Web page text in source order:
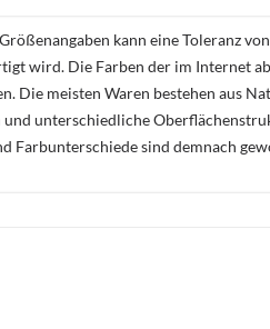
kann eine Toleranz
wird. Die Farben der im Internet
meisten Waren bestehen aus
unterschiedliche
Farbunterschiede sind demnach